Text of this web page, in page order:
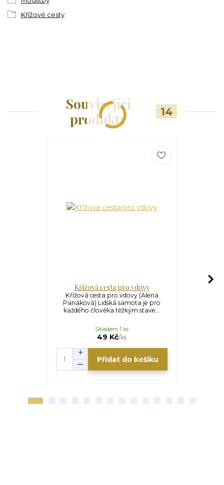
Křížové cesty
Související
produkty
14
Křížová cesta pro vdovy
Křížová cesta pro vdovy (Alena
Panáková) Lidská samota je pro
každého člověka těžkým stave...
49 Kč/ks
Skladem 1 ks
Přidat do košíku